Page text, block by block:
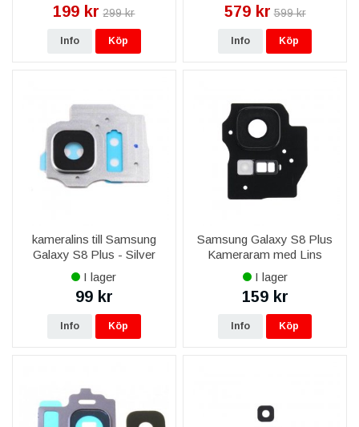
199 kr 299 kr
Info Köp
579 kr 599 kr
Info Köp
kameralins till Samsung
Galaxy S8 Plus - Silver
I lager
99 kr
Info Köp
Samsung Galaxy S8 Plus
Kameraram med Lins
Original - Svart
I lager
159 kr
Info Köp